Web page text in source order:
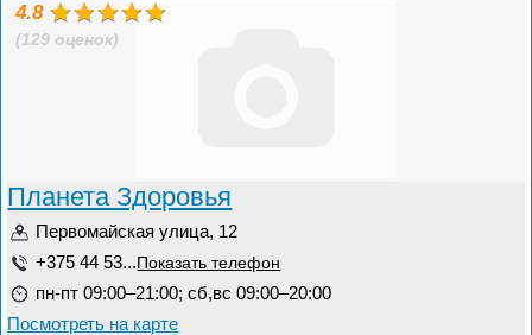
4.8
(129 оценок)
Планета Здоровья
Первомайская улица, 12
+375 44 53... Показать телефон
пн-пт 09:00–21:00; сб,вс 09:00–20:00
Посмотреть на карте